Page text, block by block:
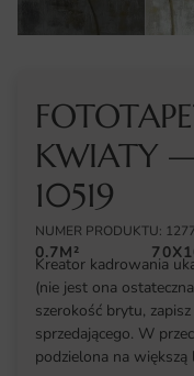
KWIATY
10519
NUMER PRODUKTU:
0.7M²
Kreator kadrowania
(nie jest ona
szerokość brytu,
sprzedającego. W
podzielona na